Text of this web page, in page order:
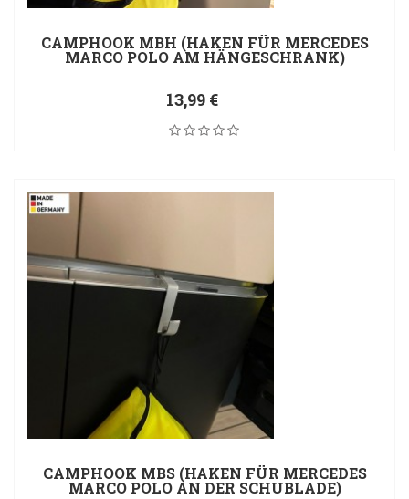
CAMPHOOK MBH (HAKEN FÜR MERCEDES
MARCO POLO AM HÄNGESCHRANK)
13,99 €
CAMPHOOK MBS (HAKEN FÜR MERCEDES
MARCO POLO AN DER SCHUBLADE)